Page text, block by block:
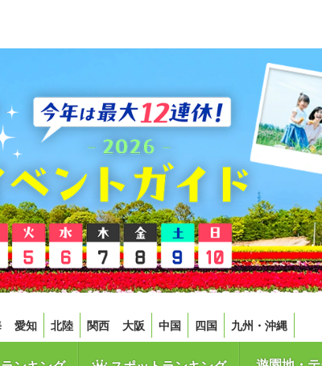
愛知 北陸 関西 大阪 中国 四国 九州・沖縄